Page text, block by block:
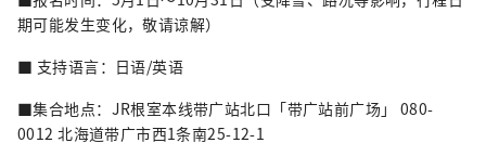
期可能发生变化，敬请谅解）
■ 支持语言：日语/英语
■集合地点：JR根室本线带广站北口「带广站前广场」 080-
0012 北海道带广市西1条南25-12-1